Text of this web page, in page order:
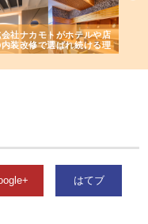
社ナカモトがホテルや店
装改修で選ばれ続ける理
はてブ